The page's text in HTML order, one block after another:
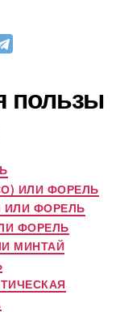
пользы
ИЛИ ФОРЕЛЬ
ИЛИ ФОРЕЛЬ
ФОРЕЛЬ
МИНТАЙ